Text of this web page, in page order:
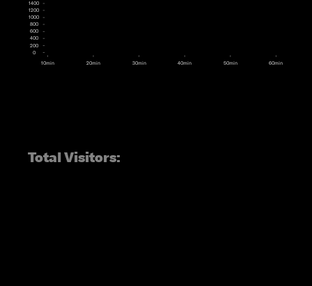
10min 20min 30min 40min 50min 60min
0
200
400
600
800
1000
1200
1400
Total Visitors: